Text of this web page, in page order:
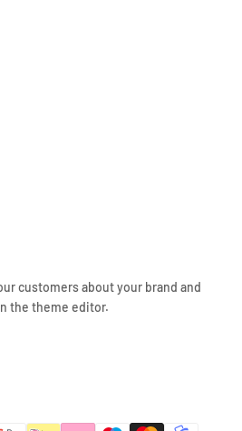
customers about your brand and
the theme editor.